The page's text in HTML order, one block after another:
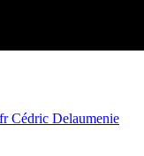
Cédric Delaumenie